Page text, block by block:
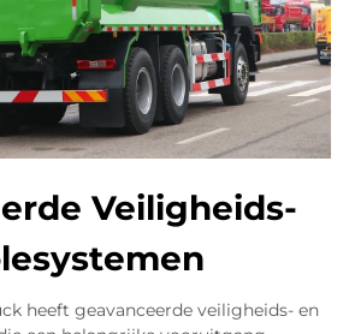
Veiligheids-
heeft geavanceerde veiligheids- en